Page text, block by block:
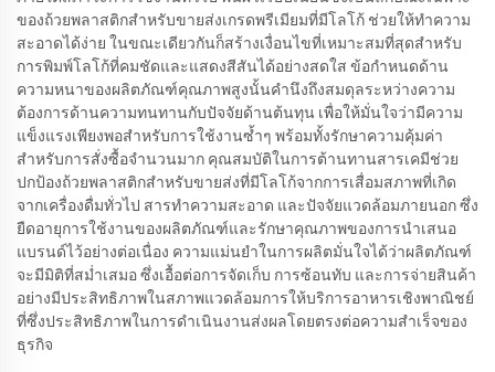
ของถ้วยพลาสติกสำหรับขายส่งเกรดพรีเมียมที่มีโลโก้ ช่วยให้ทำความ
สะอาดได้ง่าย ในขณะเดียวกันก็สร้างเงื่อนไขที่เหมาะสมที่สุดสำหรับ
การพิมพ์โลโก้ที่คมชัดและแสดงสีสันได้อย่างสดใส ข้อกำหนดด้าน
ความหนาของผลิตภัณฑ์คุณภาพสูงนั้นคำนึงถึงสมดุลระหว่างความ
ต้องการด้านความทนทานกับปัจจัยด้านต้นทุน เพื่อให้มั่นใจว่ามีความ
แข็งแรงเพียงพอสำหรับการใช้งานซ้ำๆ พร้อมทั้งรักษาความคุ้มค่า
สำหรับการสั่งซื้อจำนวนมาก คุณสมบัติในการต้านทานสารเคมีช่วย
ปกป้องถ้วยพลาสติกสำหรับขายส่งที่มีโลโก้จากการเสื่อมสภาพที่เกิด
จากเครื่องดื่มทั่วไป สารทำความสะอาด และปัจจัยแวดล้อมภายนอก ซึ่ง
ยืดอายุการใช้งานของผลิตภัณฑ์และรักษาคุณภาพของการนำเสนอ
แบรนด์ไว้อย่างต่อเนื่อง ความแม่นยำในการผลิตมั่นใจได้ว่าผลิตภัณฑ์
จะมีมิติที่สม่ำเสมอ ซึ่งเอื้อต่อการจัดเก็บ การซ้อนทับ และการจ่ายสินค้า
อย่างมีประสิทธิภาพในสภาพแวดล้อมการให้บริการอาหารเชิงพาณิชย์
ที่ซึ่งประสิทธิภาพในการดำเนินงานส่งผลโดยตรงต่อความสำเร็จของ
ธุรกิจ